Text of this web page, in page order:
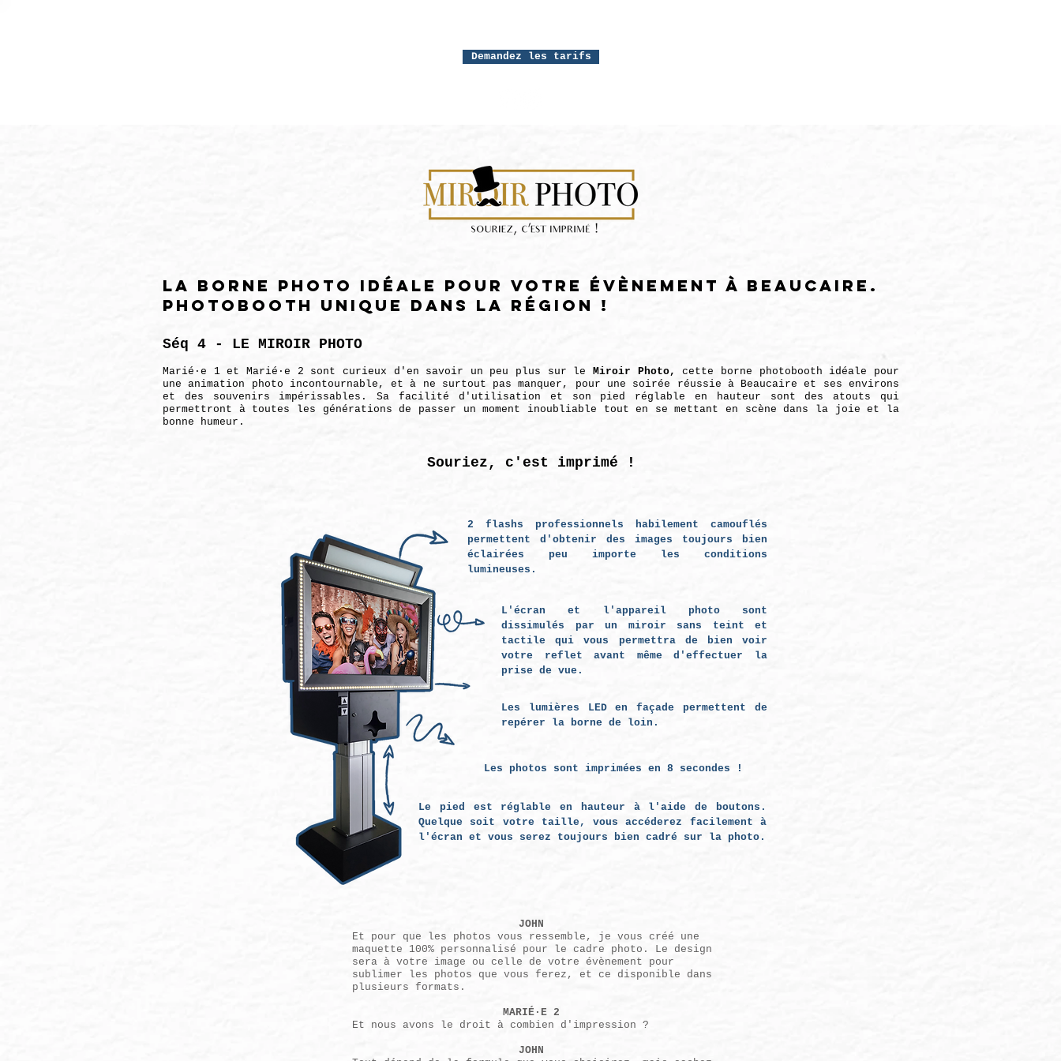
Demandez les tarifs
La borne photo idéale pour votre évènement à Beaucaire.
Photobooth unique dans la région !
Séq 4 - LE MIROIR PHOTO
Marié·e 1 et Marié·e 2 sont curieux d'en savoir un peu plus sur leMiroir Photo,cette borne photobooth idéale pour
une animation photo incontournable, et à ne surtout pas manquer, pour une soirée réussie à Beaucaire et ses environs
et des souvenirs impérissables. Sa facilité d'utilisation et son pied réglable en hauteur sont des atouts qui
permettront à toutes les générations de passer un moment inoubliable tout en se mettant en scène dans la joie et la
bonne humeur.
Souriez, c'est imprimé !
2 flashs professionnels habilement camouflés
permettent d'obtenir des images toujours bien
éclairées peu importe les conditions
lumineuses.
L'écran et l'appareil photo sont
dissimulés par un miroir sans teint et
tactile qui vous permettra de bien voir
votre reflet avant même d'effectuer la
prise de vue.
Les lumières LED en façade permettent de
repérer la borne de loin.
Les photos sont imprimées en 8 secondes !
Le pied est réglable en hauteur à l'aide de boutons.
Quelque soit votre taille, vous accéderez facilement à
l'écran et vous serez toujours bien cadré sur la photo.
JOHN
Et pour que les photos vous ressemble, je vous créé une
maquette 100% personnalisé pour le cadre photo. Le design
sera à votre image ou celle de votre évènement pour
sublimer
les photos que vous ferez, et ce disponible dans
plusieurs formats.
MARIÉ·E 2
Et nous avons le droit à combien d'impression ?
JOHN